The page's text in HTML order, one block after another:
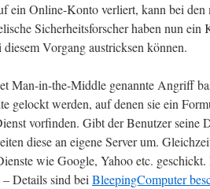
ein Online-Konto verliert, kann bei den
Sicherheitsforscher haben nun
Vorgang austricksen können.
Man-in-the-Middle genannte Angriff
gelockt werden, auf denen sie ein
vorfinden. Gibt der Benutzer seine
diese an eigene Server um.
wie Google, Yahoo etc.
Details sind bei BleepingComputer